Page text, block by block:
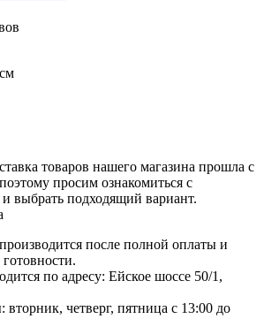
товаров нашего магазина прошла с
просим ознакомиться с
выбрать подходящий вариант.
после полной оплаты и
по адресу: Ейское шоссе 50/1,
вторник, четверг, пятница с 13:00 до